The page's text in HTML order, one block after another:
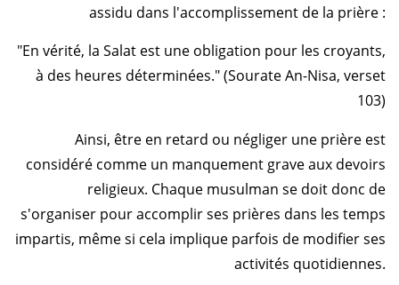
assidu dans l'accomplissement de la prière :
"En vérité, la Salat est une obligation pour les croyants,
à des heures déterminées." (Sourate An-Nisa, verset
103)
Ainsi, être en retard ou négliger une prière est
considéré comme un manquement grave aux devoirs
religieux. Chaque musulman se doit donc de
s'organiser pour accomplir ses prières dans les temps
impartis, même si cela implique parfois de modifier ses
activités quotidiennes.